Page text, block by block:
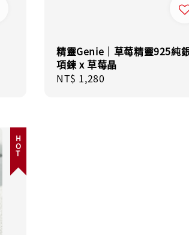
精靈Genie｜草莓精靈925純
項鍊 x 草莓晶
Regular
NT$ 1,280
HOT